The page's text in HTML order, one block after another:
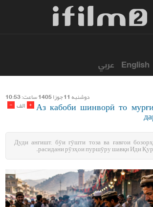
English عربي
دوشنبه 11 جوزا 1405 ساعت: 10:53
- الف + Аз кабоби шинворӣ то
Дуди ангишт, бӯи гӯшти тоза ва ғавғои
расидани рӯзҳои пуршӯру шавқи Иди